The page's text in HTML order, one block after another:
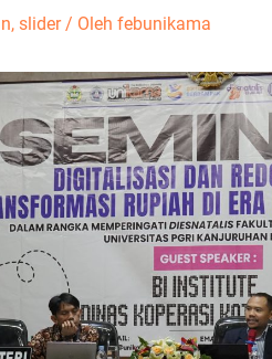
, slider/ Oleh febunikama